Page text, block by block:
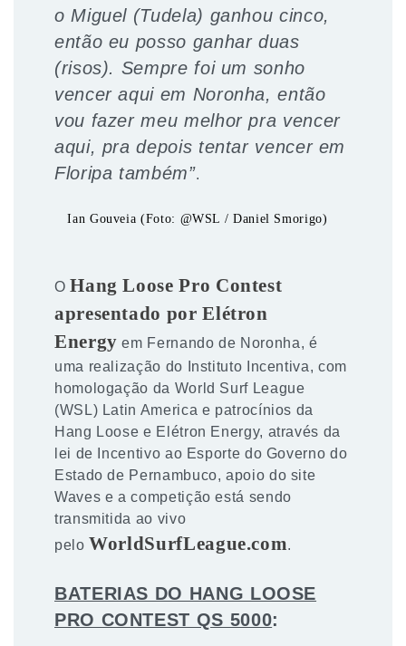
o Miguel (Tudela) ganhou cinco,
então eu posso ganhar duas
(risos). Sempre foi um sonho
vencer aqui em Noronha, então
vou fazer meu melhor pra vencer
aqui, pra depois tentar vencer em
Floripa também”.
Ian Gouveia (Foto: @WSL / Daniel Smorigo)
O Hang Loose Pro Contest
apresentado por Elétron
Energy em Fernando de Noronha, é
uma realização do Instituto Incentiva, com
homologação da World Surf League
(WSL) Latin America e patrocínios da
Hang Loose e Elétron Energy, através da
lei de Incentivo ao Esporte do Governo do
Estado de Pernambuco, apoio do site
Waves e a competição está sendo
transmitida ao vivo
pelo WorldSurfLeague.com.
BATERIAS DO HANG LOOSE
PRO CONTEST QS 5000: